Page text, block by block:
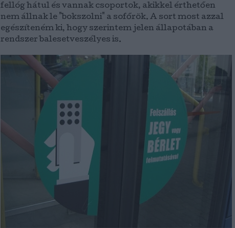
fellóg hátul és vannak csoportok, akikkel érthetően
nem állnak le "bokszolni" a sofőrök. A sort most azzal
egészíteném ki, hogy szerintem jelen állapotában a
rendszer balesetveszélyes is.